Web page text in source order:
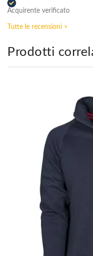
Acquirente verificato
Tutte le recensioni >
Prodotti